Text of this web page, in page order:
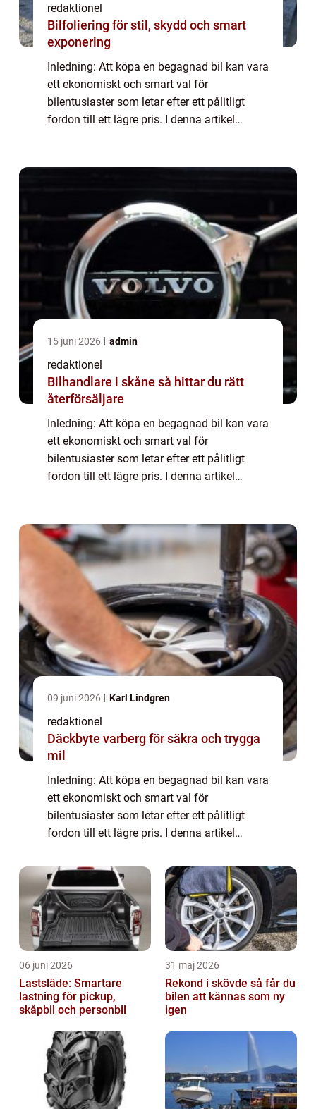
redaktionel
Bilfoliering för stil, skydd och smart
exponering
Inledning: Att köpa en begagnad bil kan vara
ett ekonomiskt och smart val för
bilentusiaster som letar efter ett pålitligt
fordon till ett lägre pris. I denna artikel
bil...
15 juni 2026 admin
redaktionel
Bilhandlare i skåne så hittar du rätt
återförsäljare
Inledning: Att köpa en begagnad bil kan vara
ett ekonomiskt och smart val för
bilentusiaster som letar efter ett pålitligt
fordon till ett lägre pris. I denna artikel
bil...
09 juni 2026 Karl Lindgren
redaktionel
Däckbyte varberg för säkra och trygga
mil
Inledning: Att köpa en begagnad bil kan vara
ett ekonomiskt och smart val för
bilentusiaster som letar efter ett pålitligt
fordon till ett lägre pris. I denna artikel
presentation av begreppet ”bra begagnad
bil...
06 juni 2026
Lastsläde: Smartare
lastning för pickup,
skåpbil och personbil
31 maj 2026
Rekond i skövde så får du
bilen att kännas som ny
igen